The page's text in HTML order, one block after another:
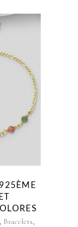
, Bracelets,